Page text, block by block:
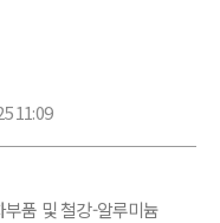
11:09
품 및 철강-알루미늄